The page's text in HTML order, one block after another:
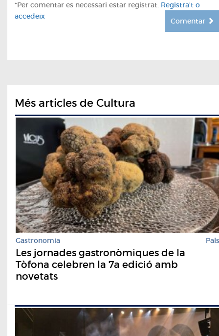
*Per comentar es necessari estar registrat. Registra't o
accedeix
Comentar
Més articles de Cultura
Gastronomia Pals
Les jornades gastronòmiques de la
Tòfona celebren la 7a edició amb
novetats